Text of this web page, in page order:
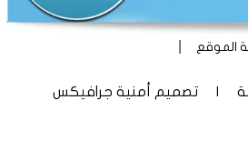
الموقع
أمنية جرافيكس